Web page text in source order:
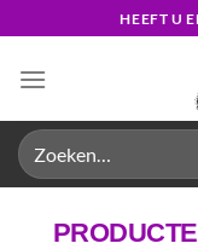
naar
inhoud
HEEFT U
Zoeken
naar: